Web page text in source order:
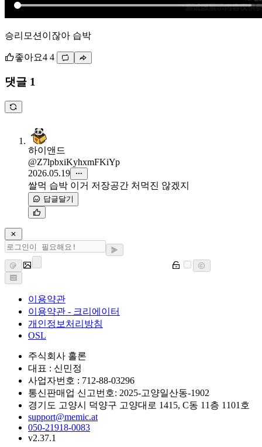
승리모션이잖아 습박
좋아요4 4
댓글 1
하이앤드
@Z7lpbxiKyhxmFKiYp
2026.05.19
쌀먹 습박 이거 저장공간 처먹진 않겠지
답글달기
이용약관
이용약관 - 크리에이터
개인정보처리방침
OSL
주식회사 홀론
대표 : 신민정
사업자번호 : 712-88-03296
통신판매업 신고번호: 2025-고양일산동-1902
경기도 고양시 덕양구 고양대로 1415, C동 11층 1101호
support@memic.at
050-21918-0083
v2.37.1